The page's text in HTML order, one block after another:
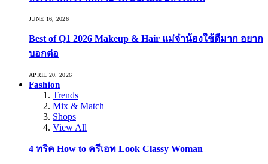
JUNE 16, 2026
Best of Q1 2026 Makeup & Hair แม่จ๋าน้องใช้ดีมาก อยาก
บอกต่อ
APRIL 20, 2026
Fashion
Trends
Mix & Match
Shops
View All
4 ทริค How to ครีเอท Look Classy Woman